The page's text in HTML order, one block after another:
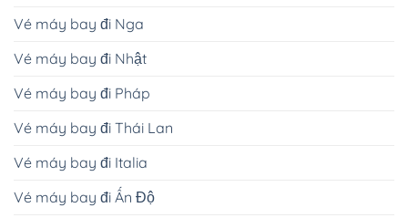
Vé máy bay đi Nga
Vé máy bay đi Nhật
Vé máy bay đi Pháp
Vé máy bay đi Thái Lan
Vé máy bay đi Italia
Vé máy bay đi Ấn Độ